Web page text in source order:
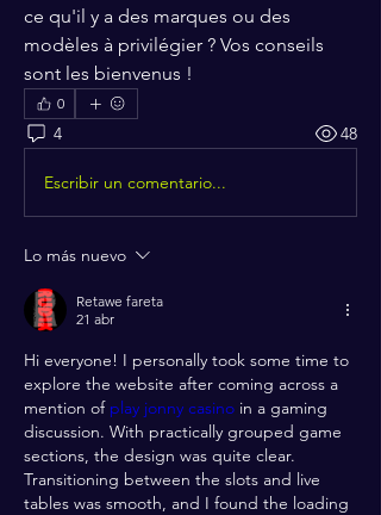
ce qu'il y a des marques ou des
modèles à privilégier ? Vos conseils
sont les bienvenus !
0
4 48
Escribir un comentario...
Lo más nuevo
Retawe fareta
21 abr
Hi everyone! I personally took some time to
explore the website after coming across a
mention of play jonny casino in a gaming
discussion. With practically grouped game
sections, the design was quite clear.
Transitioning between the slots and live
tables was smooth, and I found the loading